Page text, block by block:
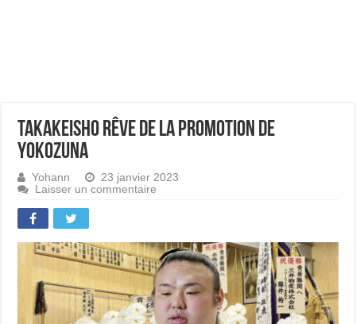
Takakeisho rêve de la promotion de
yokozuna
Yohann
23 janvier 2023
Laisser un commentaire